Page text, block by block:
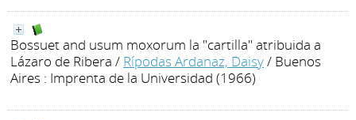
Bossuet and usum moxorum la "cartilla" atribuida a
Lázaro de Ribera / Rípodas Ardanaz, Daisy/ Buenos
Aires : Imprenta de la Universidad (1966)